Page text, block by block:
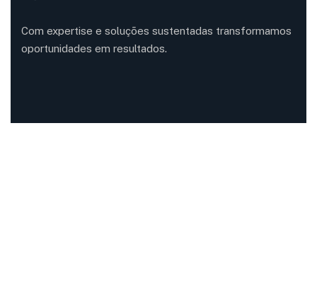
Com expertise e soluções sustentadas transformamos
oportunidades em resultados.